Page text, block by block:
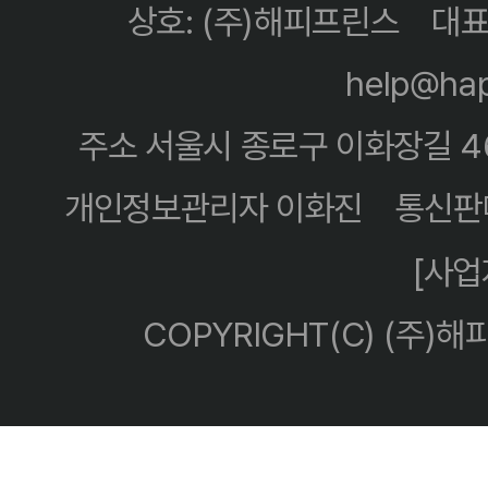
상호: (주)해피프린스
대
주소 서울시 종로구 이화장길
개인정보관리자 이화진
통신
[사
COPYRIGHT(C) (주)해